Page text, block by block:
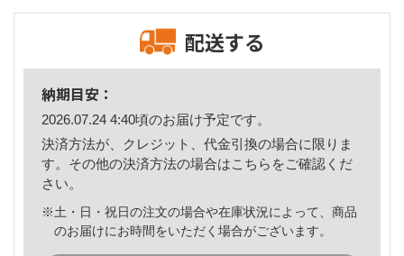
配送する
納期目安：
2026.07.24 4:40頃のお届け予定です。
決済方法が、クレジット、代金引換の場合に限りま
す。その他の決済方法の場合はこちら をご確認くだ
さい。
※土・日・祝日の注文の場合や在庫状況によって、商品
のお届けにお時間をいただく場合がございます。